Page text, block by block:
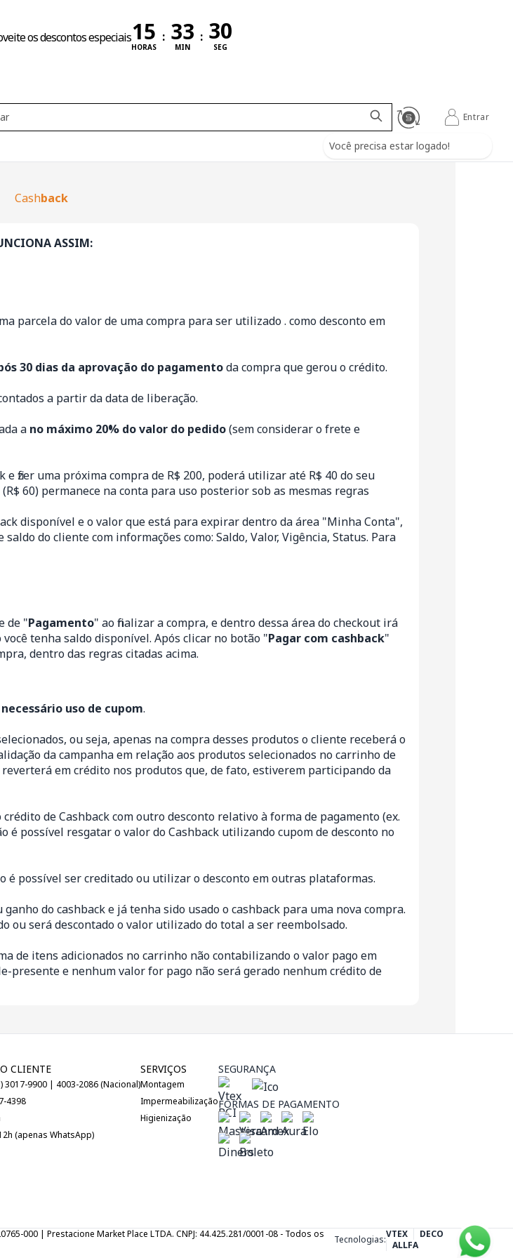
os descontos especiais
HORAS
:
MIN
:
SEG
Você precisa estar logado!
Entrar
Cashback
ASSIM:
parcela do valor de uma compra para ser utilizado . como desconto em
30 dias da aprovação do pagamentoda compra que gerou o crédito.
a partir da data de liberação.
a no máximo 20% do valor do pedido(sem considerar o frete e
fizer uma próxima compra de R$ 200, poderá utilizar até R$ 40 do seu
60) permanece na conta para uso posterior sob as mesmas regras
disponível e o valor que está para expirar dentro da área "Minha Conta",
do cliente com informações como: Saldo, Valor, Vigência, Status. Para
de "Pagamento" ao finalizar a compra, e dentro dessa área do checkout irá
tenha saldo disponível. Após clicar no botão "Pagar com cashback"
dentro das regras citadas acima.
uso de cupom.
ou seja, apenas na compra desses produtos o cliente receberá o
da campanha em relação aos produtos selecionados no carrinho de
em crédito nos produtos que, de fato, estiverem participando da
de Cashback com outro desconto relativo à forma de pagamento (ex.
é possível resgatar o valor do Cashback utilizando cupom de desconto no
é possível ser creditado ou utilizar o desconto em outras plataformas.
do cashback e já tenha sido usado o cashback para uma nova compra.
ou será descontado o valor utilizado do total a ser reembolsado.
de itens adicionados no carrinho não contabilizando o valor pago em
presente e nenhum valor for pago não será gerado nenhum crédito de
CLIENTE
3017-9900 | 4003-2086 (Nacional)
4398
(apenas WhatsApp)
SERVIÇOS
Montagem
Impermeabilização
Higienização
SEGURANÇA
FORMAS DE PAGAMENTO
000 | Prestacione Market Place LTDA. CNPJ: 44.425.281/0001-08 - Todos os
Tecnologias:VTEX
DECO
ALLFA